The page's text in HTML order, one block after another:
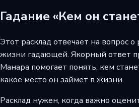
Гадание «Кем он
Этот расклад отвечает на вопрос
жизни гадающей. Якорный ответ
Манара помогает понять, кем
какое место он займет в жизни.
Расклад нужен, когда важно